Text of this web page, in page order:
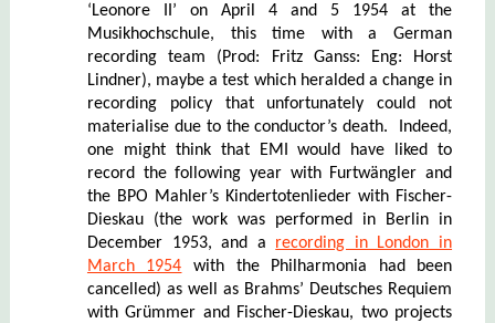
‘Leonore II’ on April 4 and 5 1954 at the
Musikhochschule, this time with a German
recording team (Prod: Fritz Ganss: Eng: Horst
Lindner), maybe a test which heralded a change in
recording policy that unfortunately could not
materialise due to the conductor’s death. Indeed,
one might think that EMI would have liked to
record the following year with Furtwängler and
the BPO Mahler’s Kindertotenlieder with Fischer-
Dieskau (the work was performed in Berlin in
December 1953, and a recording in London in
March 1954 with the Philharmonia had been
cancelled) as well as Brahms’ Deutsches Requiem
with Grümmer and Fischer-Dieskau, two projects